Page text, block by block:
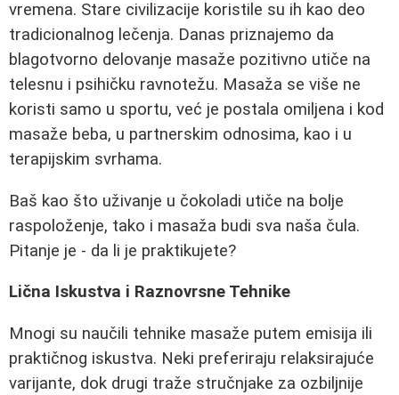
vremena. Stare civilizacije koristile su ih kao deo
tradicionalnog lečenja. Danas priznajemo da
blagotvorno delovanje masaže pozitivno utiče na
telesnu i psihičku ravnotežu. Masaža se više ne
koristi samo u sportu, već je postala omiljena i kod
masaže beba, u partnerskim odnosima, kao i u
terapijskim svrhama.
Baš kao što uživanje u čokoladi utiče na bolje
raspoloženje, tako i masaža budi sva naša čula.
Pitanje je - da li je praktikujete?
Lična Iskustva i Raznovrsne Tehnike
Mnogi su naučili tehnike masaže putem emisija ili
praktičnog iskustva. Neki preferiraju relaksirajuće
varijante, dok drugi traže stručnjake za ozbiljnije